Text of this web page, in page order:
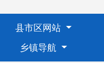
县市区网站
乡镇导航